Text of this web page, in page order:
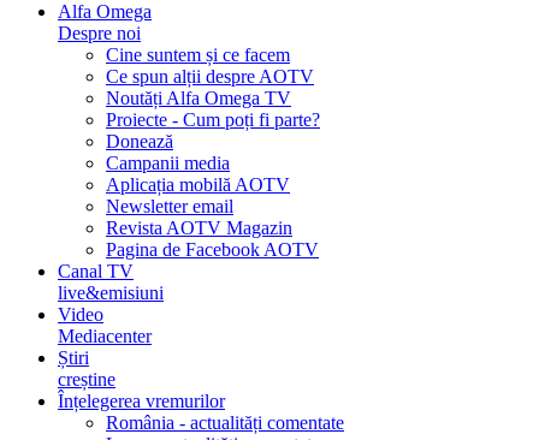
Alfa Omega
Despre noi
Cine suntem și ce facem
Ce spun alții despre AOTV
Noutăți Alfa Omega TV
Proiecte - Cum poți fi parte?
Donează
Campanii media
Aplicația mobilă AOTV
Newsletter email
Revista AOTV Magazin
Pagina de Facebook AOTV
Canal TV
live&emisiuni
Video
Mediacenter
Știri
creștine
Înțelegerea vremurilor
România - actualități comentate